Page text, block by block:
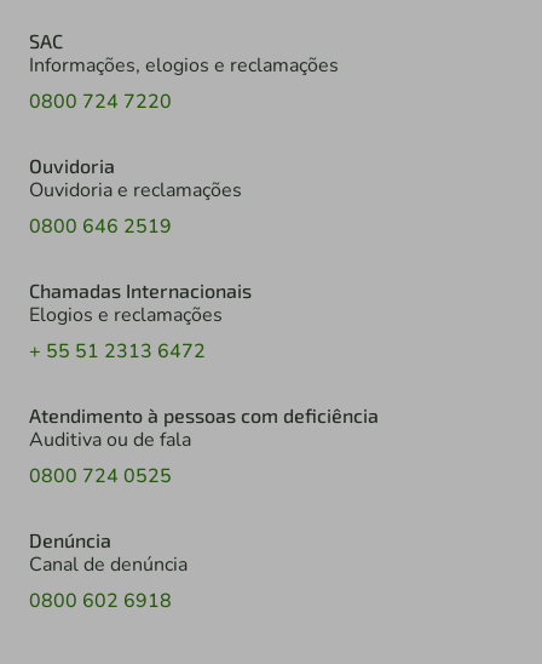
SAC
Informações, elogios e reclamações
0800 724 7220
Ouvidoria
Ouvidoria e reclamações
0800 646 2519
Chamadas Internacionais
Elogios e reclamações
+ 55 51 2313 6472
Atendimento à pessoas com deficiência
Auditiva ou de fala
0800 724 0525
Denúncia
Canal de denúncia
0800 602 6918